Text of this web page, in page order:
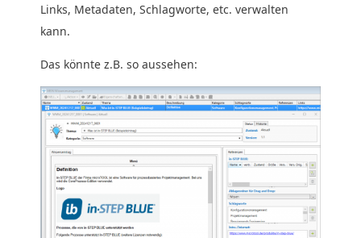
Links, Metadaten, Schlagworte, etc. verwalten
kann.
Das könnte z.B. so aussehen: